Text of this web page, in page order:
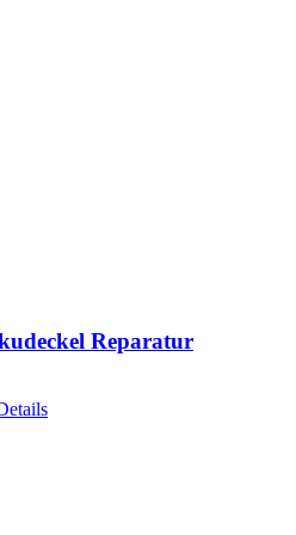
Reparatur